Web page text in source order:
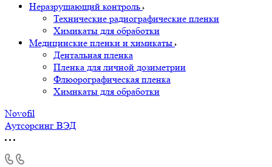
Неразрушающий контроль
Технические радиографические пленки
Химикаты для обработки
Медицинские пленки и химикаты
Дентальная пленка
Пленка для личной дозиметрии
Флюорографическая пленка
Химикаты для обработки
Novofil
Аутсорсинг ВЭД